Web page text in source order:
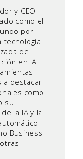
y CEO
como el
por
tecnología
del
en IA
a destacar
como
su
la IA y la
Business